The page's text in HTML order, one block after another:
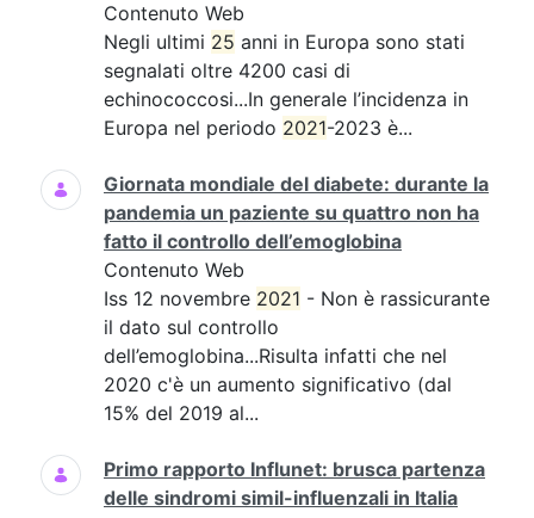
Contenuto Web
Negli ultimi 25 anni in Europa sono stati
segnalati oltre 4200 casi di
echinococcosi...In generale l’incidenza in
Europa nel periodo 2021-2023 è...
Giornata mondiale del diabete: durante la
pandemia un paziente su quattro non ha
fatto il controllo dell’emoglobina
Contenuto Web
Iss 12 novembre 2021 - Non è rassicurante
il dato sul controllo
dell’emoglobina...Risulta infatti che nel
2020 c'è un aumento significativo (dal
15% del 2019 al...
Primo rapporto Influnet: brusca partenza
delle sindromi simil-influenzali in Italia